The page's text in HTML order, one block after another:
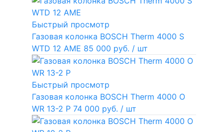
Быстрый просмотр
Газовая колонка BOSCH Therm 4000 S
WTD 12 AME 85 000 руб. / шт
Быстрый просмотр
Газовая колонка BOSCH Therm 4000 O
WR 13-2 P 74 000 руб. / шт